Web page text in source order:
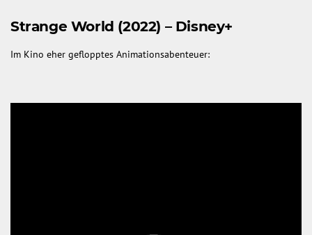
Strange World (2022) – Disney+
Im Kino eher geflopptes Animationsabenteuer: